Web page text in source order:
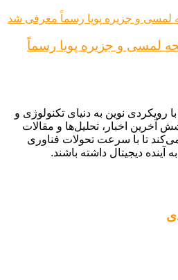
۲۰۲۶ با صفحه لمسی و جزیره پویا رسماً
رویکردی نوین به دنیای تکنولوژی و
آخرین اخبار، تحلیل‌ها و مقالات
تا با سرعت تحولات فناوری
آینده دیجیتال داشته باشند.